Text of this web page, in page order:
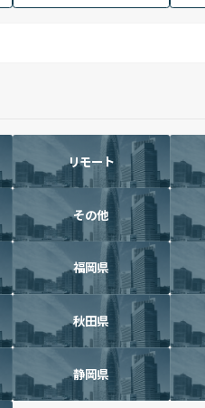
リモート
その他
福岡県
秋田県
静岡県